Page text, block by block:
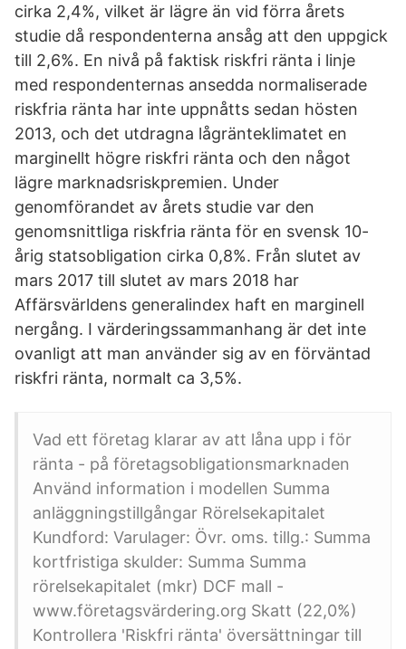
cirka 2,4%, vilket är lägre än vid förra årets
studie då respondenterna ansåg att den uppgick
till 2,6%. En nivå på faktisk riskfri ränta i linje
med respondenternas ansedda normaliserade
riskfria ränta har inte uppnåtts sedan hösten
2013, och det utdragna lågränteklimatet en
marginellt högre riskfri ränta och den något
lägre marknadsriskpremien. Under
genomförandet av årets studie var den
genomsnittliga riskfria ränta för en svensk 10-
årig statsobligation cirka 0,8%. Från slutet av
mars 2017 till slutet av mars 2018 har
Affärsvärldens generalindex haft en marginell
nergång. I värderingssammanhang är det inte
ovanligt att man använder sig av en förväntad
riskfri ränta, normalt ca 3,5%.
Vad ett företag klarar av att låna upp i för
ränta - på företagsobligationsmarknaden
Använd information i modellen Summa
anläggningstillgångar Rörelsekapitalet
Kundford: Varulager: Övr. oms. tillg.: Summa
kortfristiga skulder: Summa Summa
rörelsekapitalet (mkr) DCF mall -
www.företagsvärdering.org Skatt (22,0%)
Kontrollera 'Riskfri ränta' översättningar till